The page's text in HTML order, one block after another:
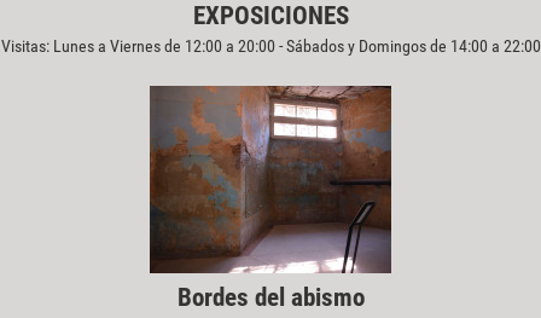
EXPOSICIONES
Visitas: Lunes a Viernes de 12:00 a 20:00 - Sábados y Domingos de 14:00 a 22:00
Bordes del abismo